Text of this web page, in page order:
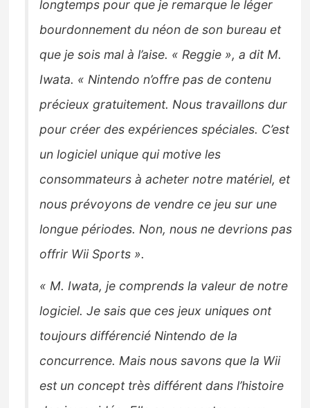
longtemps pour que je remarque le léger
bourdonnement du néon de son bureau et
que je sois mal à l’aise. « Reggie », a dit M.
Iwata. « Nintendo n’offre pas de contenu
précieux gratuitement. Nous travaillons dur
pour créer des expériences spéciales. C’est
un logiciel unique qui motive les
consommateurs à acheter notre matériel, et
nous prévoyons de vendre ce jeu sur une
longue périodes. Non, nous ne devrions pas
offrir Wii Sports ».
« M. Iwata, je comprends la valeur de notre
logiciel. Je sais que ces jeux uniques ont
toujours différencié Nintendo de la
concurrence. Mais nous savons que la Wii
est un concept très différent dans l’histoire